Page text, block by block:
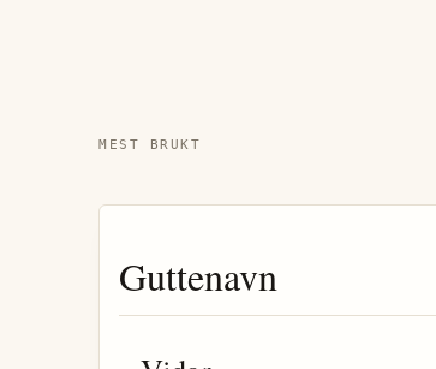
MEST BRUKT
Guttenavn